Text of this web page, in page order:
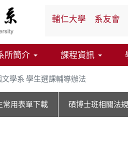
輔仁大學 系友會
所簡介 課程資訊
學系 學生選課輔導辦法
常用表單下載 碩博士班相關法規